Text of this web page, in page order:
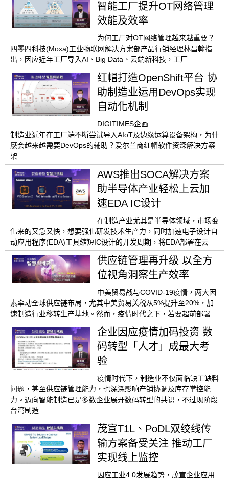
智能工厂提升OT网络管理
效能及效率
为何工厂对OT网络管理越来越重要？
四零四科技(Moxa)工业物联网解决方案部产品行销经理林昌翰指
出，因应近年工厂导入AI、Big Data、云端新科技，工厂
红帽打造OpenShift平台 协
助制造业运用DevOps实现
自动化机制
DIGITIMES企画
制造业近年在工厂端不断尝试导入AIoT及边缘运算设备架构，为什
麽会越来越需要DevOps的辅助？爱尔兰商红帽软件资深解决方案
架
AWS推出SOCA解决方案
助半导体产业轻松上云加
速EDA IC设计
在制造产业尤其是半导体领域，市场变
化来的又急又快，想要强化研发技术生产力，同时加速电子设计自
动应用程序(EDA)工具缩短IC设计的开发周期，将EDA部署在云
供应链管理再升级 以全方
位视角洞察生产效率
中美贸易战与COVID-19疫情，两大因
素牵动全球供应链布局，尤其中美贸易关税从5%提升至20%，加
速制造行业移转生产基地。然而，疫情时代之下，若要超前部署
企业因应疫情加码投资 数
码转型「人才」成最大考
验
疫情时代下，制造业不仅面临缺工缺料
问题，甚至供应链管理能力，也深深影响产销协调及库存掌控能
力。迈向智能制造已是多数企业展开数码转型的共识，不过现阶段
台湾制造
茂宣T1L、PoDL双绞线传
输方案备受关注 推动工厂
实现线上监控
因应工业4.0发展趋势，茂宣企业应用